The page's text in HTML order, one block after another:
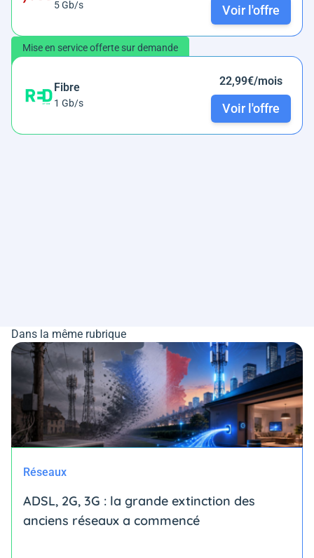
5 Gb/s Voir l'offre
Mise en service offerte sur demande
Fibre
1 Gb/s
22,99€/mois
Voir l'offre
Dans la même rubrique
Réseaux
ADSL, 2G, 3G : la grande extinction des
anciens réseaux a commencé